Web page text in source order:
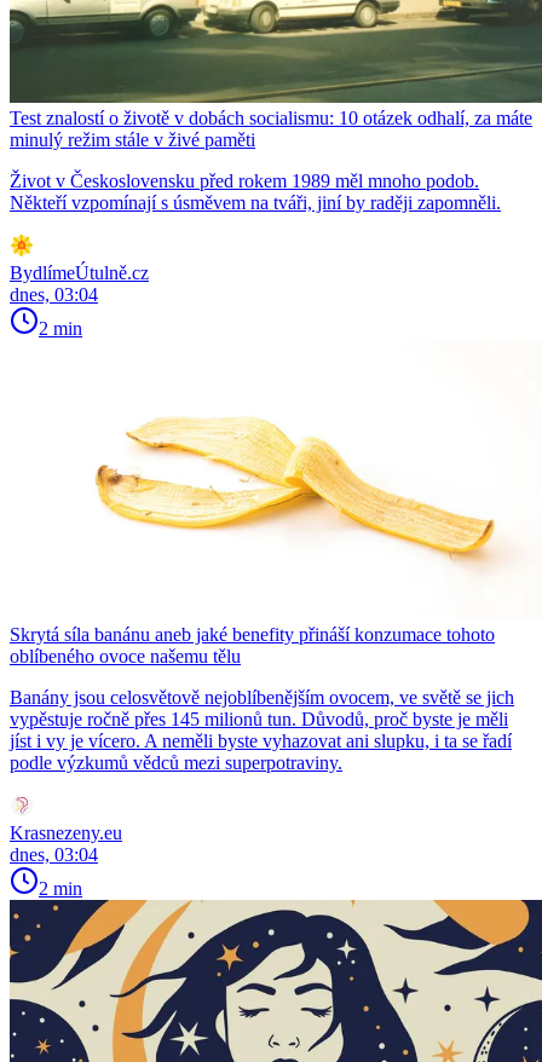
Test znalostí o životě v dobách socialismu: 10 otázek odhalí, za máte
minulý režim stále v živé paměti
Život v Československu před rokem 1989 měl mnoho podob.
Někteří vzpomínají s úsměvem na tváři, jiní by raději zapomněli.
BydlímeÚtulně.cz
dnes, 03:04
2 min
Skrytá síla banánu aneb jaké benefity přináší konzumace tohoto
oblíbeného ovoce našemu tělu
Banány jsou celosvětově nejoblíbenějším ovocem, ve světě se jich
vypěstuje ročně přes 145 milionů tun. Důvodů, proč byste je měli
jíst i vy je vícero. A neměli byste vyhazovat ani slupku, i ta se řadí
podle výzkumů vědců mezi superpotraviny.
Krasnezeny.eu
dnes, 03:04
2 min